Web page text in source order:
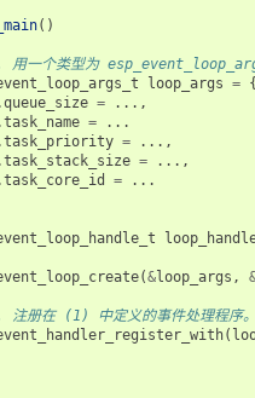
()
一个类型为
loop_args = {
queue_size =
...,
task_name =
...
task_priority =
...,
task_stack_size =
...,
task_core_id =
...
(&loop_args ,
册在 (1) 中定义的事件处理程序。
(